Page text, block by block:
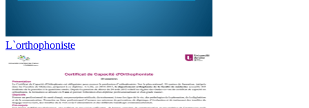
L`orthophoniste